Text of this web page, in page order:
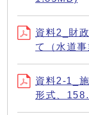
資料2_財
て（水道
資料2-1_
形式、